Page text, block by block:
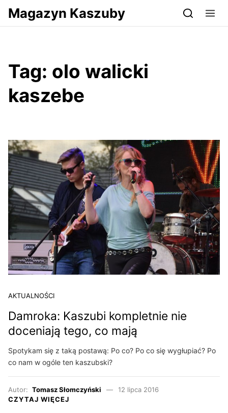
Przejdź do serwisu magazynkaszuby.pl
Magazyn Kaszuby
Tag: olo walicki
kaszebe
AKTUALNOŚCI
Damroka: Kaszubi kompletnie nie
doceniają tego, co mają
Spotykam się z taką postawą: Po co? Po co się wygłupiać? Po
co nam w ogóle ten kaszubski?
Autor: Tomasz Słomczyński
12 lipca 2016
CZYTAJ WIĘCEJ